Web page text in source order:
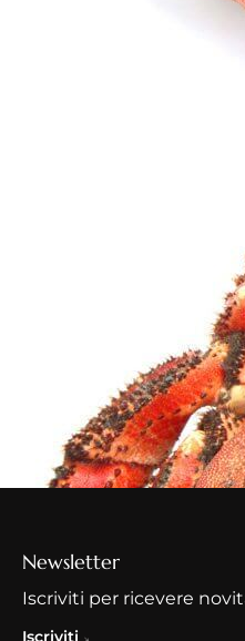
Newsletter
Iscriviti per ricevere
Iscriviti